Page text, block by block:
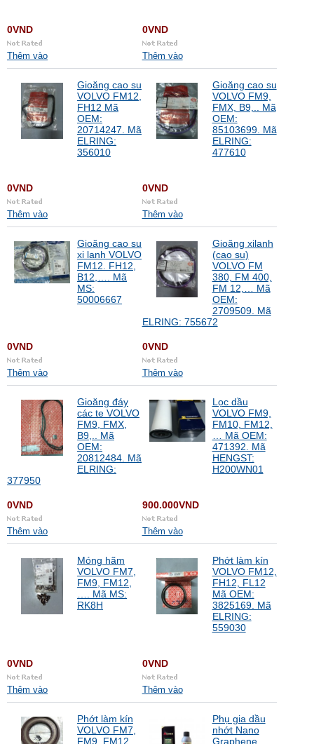
0VND
Thêm vào
0VND
Thêm vào
Gioăng cao su
VOLVO FM12,
FH12 Mã
OEM:
20714247. Mã
ELRING:
356010
0VND
Thêm vào
Gioăng cao su
VOLVO FM9,
FMX, B9,.. Mã
OEM:
85103699. Mã
ELRING:
477610
0VND
Thêm vào
Gioăng cao su
xi lanh VOLVO
FM12. FH12,
B12,…. Mã
MS:
50006667
0VND
Thêm vào
Gioăng xilanh
(cao su)
VOLVO FM
380, FM 400,
FM 12,… Mã
OEM:
2709509. Mã
ELRING: 755672
0VND
Thêm vào
Gioăng đáy
các te VOLVO
FM9, FMX,
B9,.. Mã
OEM:
20812484. Mã
ELRING:
377950
0VND
Thêm vào
Lọc dầu
VOLVO FM9,
FM10, FM12,
… Mã OEM:
471392. Mã
HENGST:
H200WN01
900.000VND
Thêm vào
Móng hãm
VOLVO FM7,
FM9, FM12,
…. Mã MS:
RK8H
0VND
Thêm vào
Phớt làm kín
VOLVO FM12,
FH12, FL12
Mã OEM:
3825169. Mã
ELRING:
559030
0VND
Thêm vào
Phớt làm kín
VOLVO FM7,
FM9, FM12,…
Phụ gia dầu
nhớt Nano
Graphene